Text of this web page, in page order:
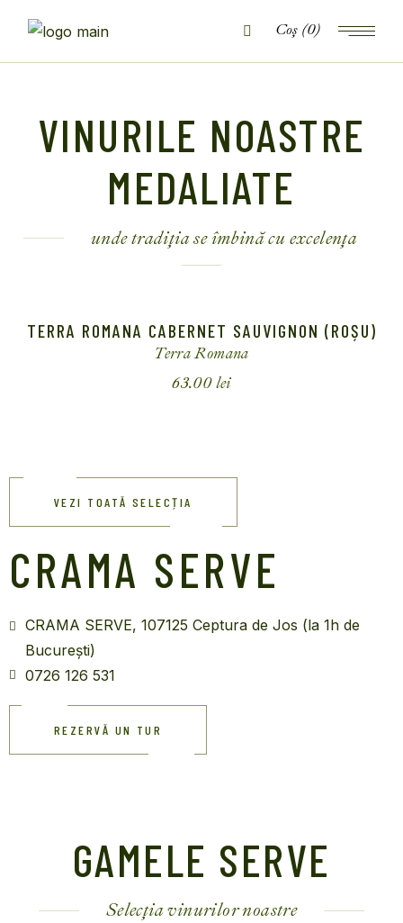
(0)
VINURILE NOASTRE
MEDALIATE
unde tradiția se îmbină cu excelența
TERRA ROMANA CABERNET SAUVIGNON (ROȘU)
Terra Romana
63.00lei
VEZI TOATĂ SELECȚIA
CRAMA SERVE
CRAMA SERVE, 107125 Ceptura de Jos (la 1h de
București)
0726 126 531
REZERVĂ UN TUR
GAMELE SERVE
Selecția vinurilor noastre